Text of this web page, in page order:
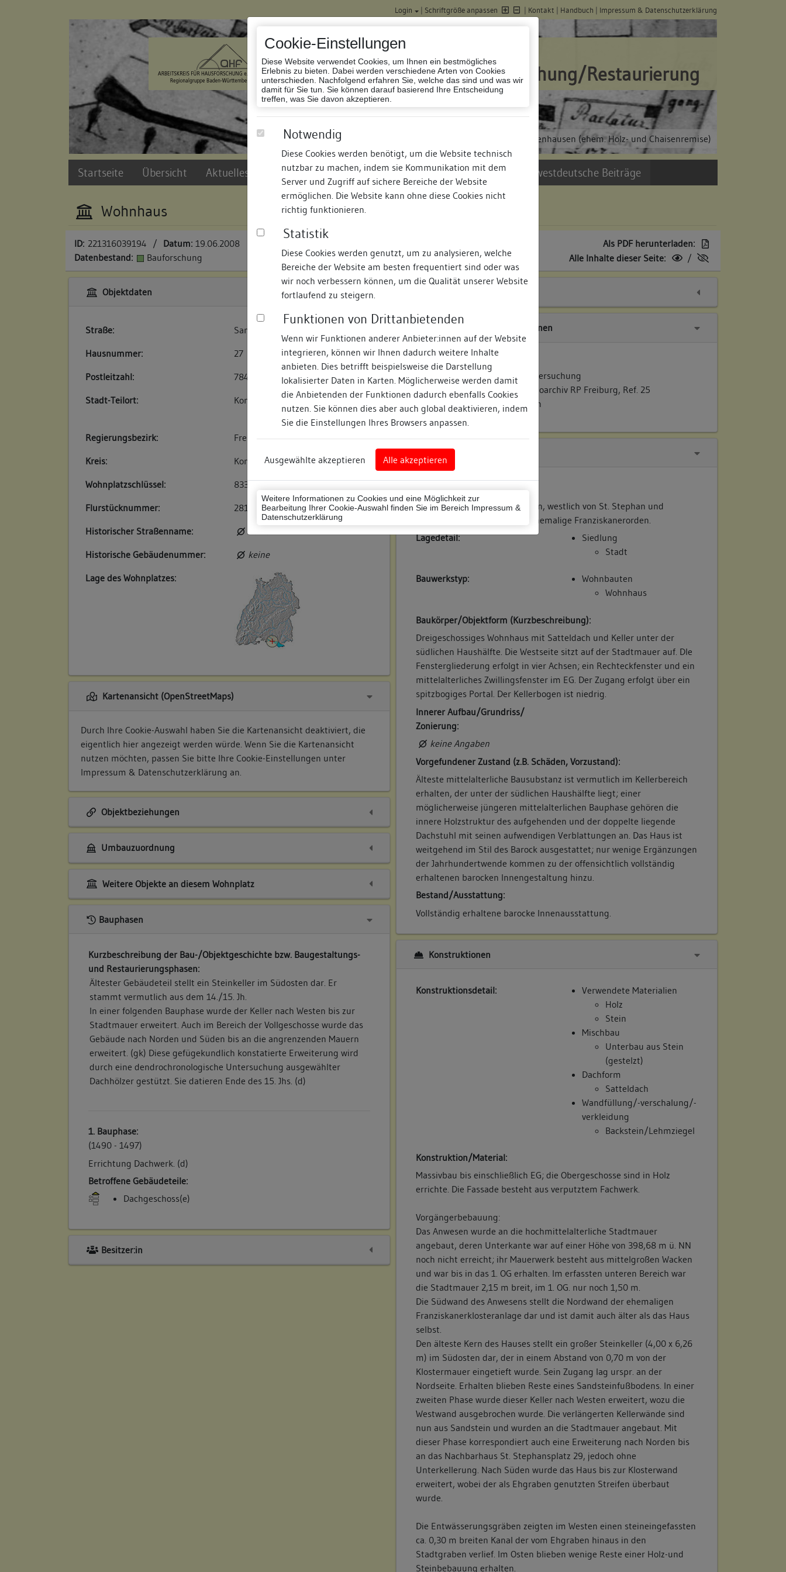
Cookie-Einstellungen
Diese Website verwendet Cookies, um Ihnen ein bestmögliches
Erlebnis zu bieten. Dabei werden verschiedene Arten von Cookies
unterschieden. Nachfolgend erfahren Sie, welche das sind und was wir
damit für Sie tun. Sie können darauf basierend Ihre Entscheidung
treffen, was Sie davon akzeptieren.
Notwendig
Diese Cookies werden benötigt, um die Website technisch
nutzbar zu machen, indem sie Kommunikation mit dem
Server und Zugriff auf sichere Bereiche der Website
ermöglichen. Die Website kann ohne diese Cookies nicht
richtig funktionieren.
Statistik
Diese Cookies werden genutzt, um zu analysieren, welche
Bereiche der Website am besten frequentiert sind oder was
wir noch verbessern können, um die Qualität unserer Website
fortlaufend zu steigern.
Funktionen von Drittanbietenden
Wenn wir Funktionen anderer Anbieter:innen auf der Website
integrieren, können wir Ihnen dadurch weitere Inhalte
anbieten. Dies betrifft beispielsweise die Darstellung
lokalisierter Daten in Karten. Möglicherweise werden damit
die Anbietenden der Funktionen dadurch ebenfalls Cookies
nutzen. Sie können dies aber auch global deaktivieren, indem
Sie die Einstellungen Ihres Browsers anpassen.
Ausgewählte akzeptieren Alle akzeptieren
Weitere Informationen zu Cookies und eine Möglichkeit zur
Bearbeitung Ihrer Cookie-Auswahl finden Sie im Bereich Impressum &
Datenschutzerklärung
Login | Schriftgröße anpassen | Kontakt | Handbuch | Impressum & Datenschutzerklärung
Kloster Bebenhausen (ehem. Holz- und Chaisenremise)
Datenbank Bauforschung/Restaurierung
Startseite Übersicht Aktuelles und Termine Suche Freie Bauforscher:innen Südwestdeutsche Beiträge
Wohnhaus
ID: 221316039194 / Datum: 19.06.2008
Datenbestand:
Bauforschung
Als PDF herunterladen:
Alle Inhalte dieser Seite:
/
Objektdaten
Straße:
Sankt-Stephans-Platz
Hausnummer:
27
Postleitzahl:
78462
Stadt-Teilort:
Konstanz
Regierungsbezirk:
Freiburg
Kreis:
Konstanz (Landkreis)
Wohnplatzschlüssel:
8335043012
Flurstücknummer:
281/1
Historischer Straßenname:
keiner
Historische Gebäudenummer:
keine
Lage des Wohnplatzes:
Kartenansicht (OpenStreetMaps)
Durch Ihre Cookie-Auswahl haben Sie die Kartenansicht deaktiviert, die
eigentlich hier angezeigt werden würde. Wenn Sie die Kartenansicht
nutzen möchten, passen Sie bitte Ihre Cookie-Einstellungen unter
Impressum & Datenschutzerklärung an.
Objektbeziehungen
Umbauzuordnung
Weitere Objekte an diesem Wohnplatz
Bauphasen
Kurzbeschreibung der Bau-/Objektgeschichte bzw. Baugestaltungs-
und Restaurierungsphasen:
Ältester Gebäudeteil stellt ein Steinkeller im Südosten dar. Er
stammt vermutlich aus dem 14./15. Jh.
In einer folgenden Bauphase wurde der Keller nach Westen bis zur
Stadtmauer erweitert. Auch im Bereich der Vollgeschosse wurde das
Gebäude nach Norden und Süden bis an die angrenzenden Mauern
erweitert. (gk) Diese gefügekundlich konstatierte Erweiterung wird
durch eine dendrochronologische Untersuchung ausgewählter
Dachhölzer gestützt. Sie datieren Ende des 15. Jhs. (d)
1. Bauphase:
(1490 - 1497)
Errichtung Dachwerk. (d)
Betroffene Gebäudeteile:
Dachgeschoss(e)
Besitzer:in
Zugeordnete Dokumentationen
Archäologische Sondagen
Dendrochronologische Untersuchung
Fotodokumentation im Fotoarchiv RP Freiburg, Ref. 25
Publikationen/hist. Quellen
Beschreibung
Umgebung, Lage:
Im Westen der Altstadt gelegen, westlich von St. Stephan und
nördlich angrenzend an das ehemalige Franziskanerorden.
Lagedetail:
Siedlung
Stadt
Bauwerkstyp:
Wohnbauten
Wohnhaus
Baukörper/Objektform (Kurzbeschreibung):
Dreigeschossiges Wohnhaus mit Satteldach und Keller unter der
südlichen Haushälfte. Die Westseite sitzt auf der Stadtmauer auf. DIe
Fenstergliederung erfolgt in vier Achsen; ein Rechteckfenster und ein
mittelalterliches Zwillingsfenster im EG. Der Zugang erfolgt über ein
spitzbogiges Portal. Der Kellerbogen ist niedrig.
Innerer Aufbau/Grundriss/
Zonierung:
keine Angaben
Vorgefundener Zustand (z.B. Schäden, Vorzustand):
Älteste mittelalterliche Bausubstanz ist vermutlich im Kellerbereich
erhalten, der unter der südlichen Haushälfte liegt; einer
möglicherweise jüngeren mittelalterlichen Bauphase gehören die
innere Holzstruktur des aufgehenden und der doppelte liegende
Dachstuhl mit seinen aufwendigen Verblattungen an. Das Haus ist
weitgehend im Stil des Barock ausgestattet; nur wenige Ergänzungen
der Jahrhundertwende kommen zu der offensichtlich vollständig
erhaltenen barocken Innengestaltung hinzu.
Bestand/Ausstattung:
Vollständig erhaltene barocke Innenausstattung.
Konstruktionen
Konstruktionsdetail:
Verwendete Materialien
Holz
Stein
Mischbau
Unterbau aus Stein
(gestelzt)
Dachform
Satteldach
Wandfüllung/-verschalung/-
verkleidung
Backstein/Lehmziegel
Konstruktion/Material:
Massivbau bis einschließlich EG; die Obergeschosse sind in Holz
errichte. Die Fassade besteht aus verputztem Fachwerk.
Vorgängerbebauung:
Das Anwesen wurde an die hochmittelalterliche Stadtmauer
angebaut, deren Unterkante war auf einer Höhe von 398,68 m ü. NN
noch nicht erreicht; ihr Mauerwerk besteht aus mittelgroßen Wacken
und war bis in das 1. OG erhalten. Im erfassten unteren Bereich war
die Stadtmauer 2,15 m breit, im 1. OG. nur noch 1,50 m.
Die Südwand des Anwesens stellt die Nordwand der ehemaligen
Franziskanerklosteranlage dar und ist damit auch älter als das Haus
selbst.
Den älteste Kern des Hauses stellt ein großer Steinkeller (4,00 x 6,26
m) im Südosten dar, der in einem Abstand von 0,70 m von der
Klostermauer eingetieft wurde. Sein Zugang lag urspr. an der
Nordseite. Erhalten blieben Reste eines Sandsteinfußbodens. In einer
zweiten Phase wurde dieser Keller nach Westen erweitert, wozu die
Westwand ausgebrochen wurde. Die verlängerten Kellerwände sind
nun aus Sandstein und wurden an die Stadtmauer angebaut. Mit
dieser Phase korrespondiert auch eine Erweiterung nach Norden bis
an das Nachbarhaus St. Stephansplatz 29, jedoch ohne
Unterkellerung. Nach Süden wurde das Haus bis zur Klosterwand
erweitert, wobei der als Ehgraben genutzten Streifen überbaut
wurde.
Die Entwässerungsgräben zeigten im Westen einen steineingefassten
ca. 0,30 m breiten Kanal der vom Ehgraben hinaus in den
Stadtgraben verlief. Im Osten blieben wenige Reste einer Holz-und
Steinbebauung erhalten.